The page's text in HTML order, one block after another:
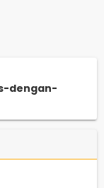
dengan-